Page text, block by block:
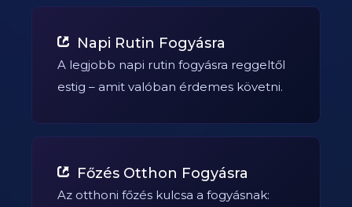
Napi Rutin Fogyásra
A legjobb napi rutin fogyásra reggeltől
estig – amit valóban érdemes követni.
Főzés Otthon Fogyásra
Az otthoni főzés kulcsa a fogyásnak: